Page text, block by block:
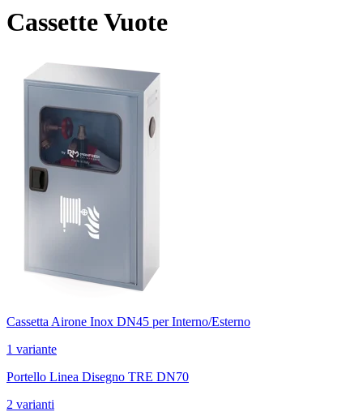
Cassette Vuote
Cassetta Airone Inox DN45 per Interno/Esterno
1 variante
Portello Linea Disegno TRE DN70
2 varianti